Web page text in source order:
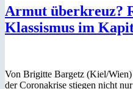
Armut überkreuz?
Klassismus im
Von Brigitte Bargetz (Kiel/
der Coronakrise stiegen nicht